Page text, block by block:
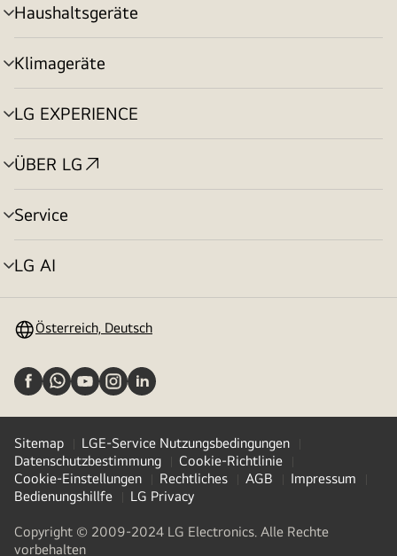
Haushaltsgeräte
Menü
umschalten
Klimageräte
Menü
umschalten
LG EXPERIENCE
Menü
umschalten
ÜBER LG
Menü
umschalten
Service
Menü
umschalten
LG AI
Menü
Österreich, Deutsch
Sitemap
LGE-Service Nutzungsbedingungen
Datenschutzbestimmung
Cookie-Richtlinie
Cookie-Einstellungen
Rechtliches AGB
Impressum
Bedienungshillfe
LG Privacy
Copyright © 2009-2024 LG Electronics. Alle Rechte
vorbehalten